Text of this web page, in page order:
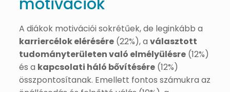
A diákok motivációi sokrétűek, de leginkább a
karriercélok elérésére(22%), a választott
tudományterületen való elmélyülésre(12%)
és a kapcsolati háló bővítésére(12%)
összpontosítanak. Emellett fontos számukra az